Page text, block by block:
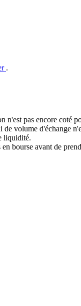
.
pas encore coté
volume d'échange
liquidité.
bourse avant de